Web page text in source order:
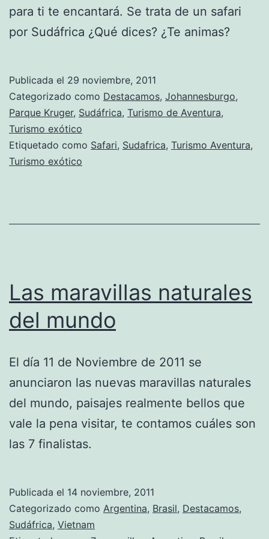
para ti te encantará. Se trata de un safari
por Sudáfrica ¿Qué dices? ¿Te animas?
Publicada el 29 noviembre, 2011
Categorizado como Destacamos, Johannesburgo,
Parque Kruger, Sudáfrica, Turismo de Aventura,
Turismo exótico
Etiquetado como Safari, Sudafrica, Turismo Aventura,
Turismo exótico
Las maravillas naturales
del mundo
El día 11 de Noviembre de 2011 se
anunciaron las nuevas maravillas naturales
del mundo, paisajes realmente bellos que
vale la pena visitar, te contamos cuáles son
las 7 finalistas.
Publicada el 14 noviembre, 2011
Categorizado como Argentina, Brasil, Destacamos,
Sudáfrica, Vietnam